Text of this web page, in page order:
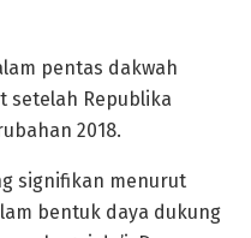
pentas dakwah
setelah Republika
2018.
signifikan menurut
bentuk daya dukung